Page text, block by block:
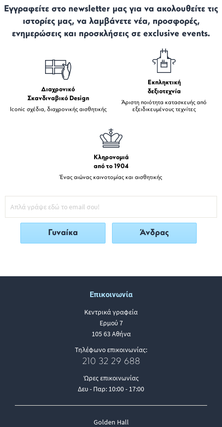
Εγγραφείτε στο newsletter μας για να ακολουθείτε τις
ιστορίες μας, να λαμβάνετε νέα, προσφορές,
ενημερώσεις και προσκλήσεις σε exclusive events.
Διαχρονικό
Σκανδιναβικό Design
Iconic σχέδια, διαχρονικής αισθητικής
Εκπληκτική
δεξιοτεχνία
Άριστη ποιότητα κατασκευής από
εξειδικευμένους τεχνίτες
Κληρονομιά
από το 1904
Ένας αιώνας καινοτομίας και αισθητικής
Γυναίκα Άνδρας
Επικοινωνία
Κεντρικά γραφεία
Ερμού 7
105 63 Αθήνα
Τηλέφωνο επικοινωνίας:
210 32 29 688
Ώρες επικοινωνίας
Δευ - Παρ: 10:00 - 17:00
Golden Hall